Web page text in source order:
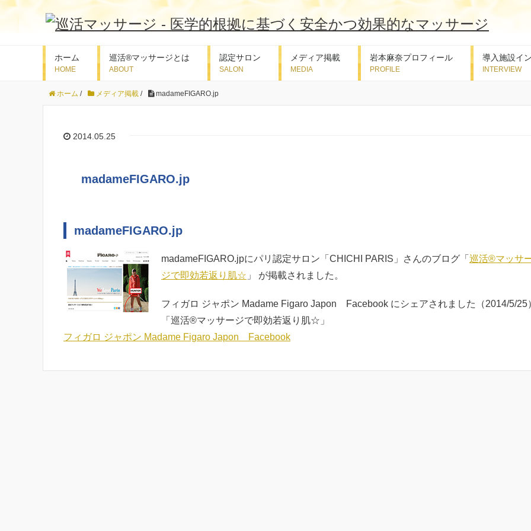
ホーム 巡活®マッサージとは 認定サロン メディア掲載 岩本麻奈プロフィール 導入施設イ
ホーム / メディア掲載 / madameFIGARO.jp
2014.05.25
madameFIGARO.jp
madameFIGARO.jp
madameFIGARO.jpにパリ認定サロン「CHICHI PARIS」さんのブログ「 巡活®マッサ
ジで即効若返り肌☆ 」 が掲載されました。
フィガロ ジャポン Madame Figaro Japon Facebook にシェアされました（2014/5/25
「巡活®マッサージで即効若返り肌☆」
フィガロ ジャポン Madame Figaro Japon Facebook